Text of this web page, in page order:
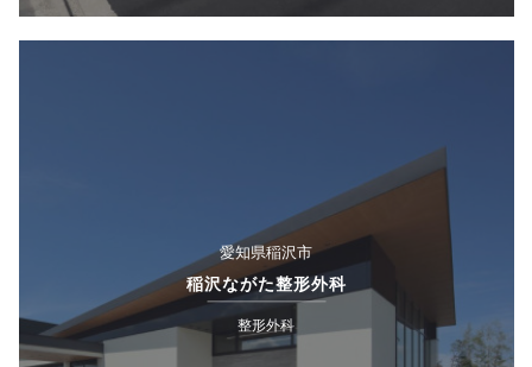
愛知県稲沢市
稲沢ながた整形外科
整形外科